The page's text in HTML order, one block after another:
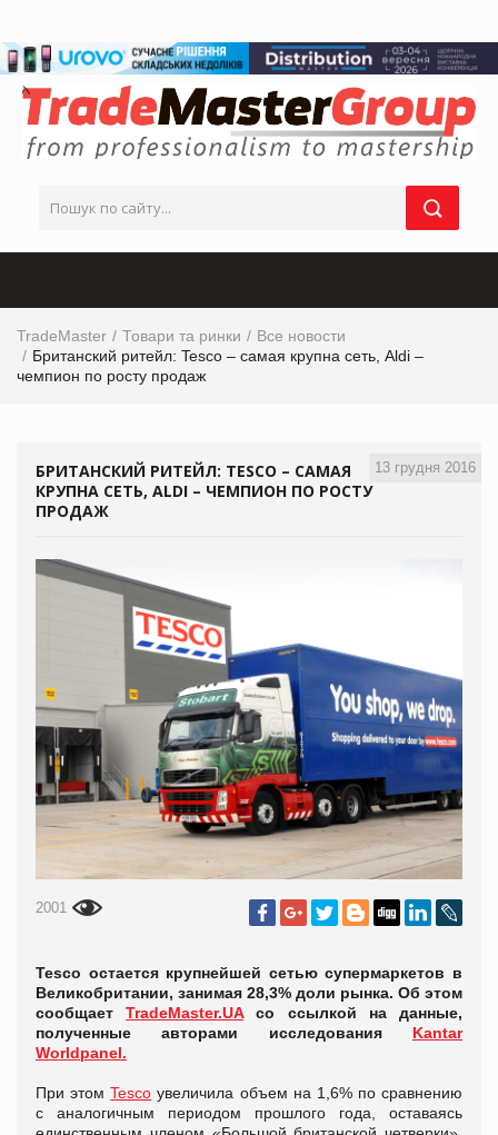
TradeMaster Товари та ринки
Все новости
Британский ритейл: Tesco – самая крупна сеть, Aldi –
чемпион по росту продаж
13 грудня 2016
БРИТАНСКИЙ РИТЕЙЛ: TESCO – САМАЯ
КРУПНА СЕТЬ, ALDI – ЧЕМПИОН ПО РОСТУ
ПРОДАЖ
2001
Tesco остается крупнейшей сетью супермаркетов в
Великобритании, занимая 28,3% доли рынка. Об этом
сообщаетTradeMaster.UAсо ссылкой на данные,
полученные авторами исследования Kantar
Worldpanel.
При этомTesco увеличила объем на 1,6% по сравнению
с аналогичным периодом прошлого года, оставаясь